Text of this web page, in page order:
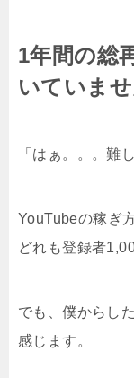
1年間の総
いていませ
「はぁ。。。難
YouTubeの稼ぎ
どれも登録者
でも、僕からし
感じます。